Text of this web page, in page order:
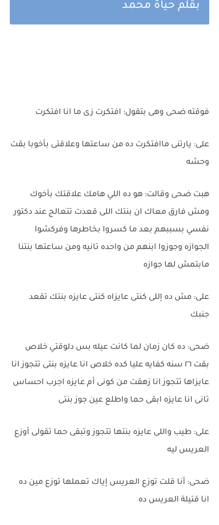
بقلم حياة محمد
فوقته ضحى وهى بتقول: افتكرت زى ما انا افتكرت
على: يارتنى ماافتكرت ده من ساعتها وعلاقتى بأخوبا بقت
وحشه
هبت ضحى وقالت: هو ده اللي هامك علاقتك بأخوك
ومش فارق معاك ان بنتك اللى قعدت تتعالج عند دكتور
نفسي بسببهم بعد ما كسروا بخاطرها وفركشوا
الجوازه وجوزوا ابنهم من واحده تانيه ومن ساعتها بنتنا
مابتمش لها جوازه
على: مش ده إللى كنتى عايزاه كنتى عايزه بنتك تقعد
جنبك
ضحى: ده كان زمان لما كانت عيله بس دلوقتي خلاص
بقت ٢٦ سنه كفايه عليا كده خلاص انا عايزه بنتى تتجوز انا
عايزاها تتجوز انا زهقت من كونى أم عايزه اجرب احساس
تانى انا عايزه ابقى حما واطلع عين جوز بنتى
على: طيب واللى عايزه بنتها تتجوز وتبقى حما تقولى أوزع
العريس ليه
ضحى: أنا قلت توزع العريس إياك تعملها توزع مين ده
انا قتيلة العريس ده